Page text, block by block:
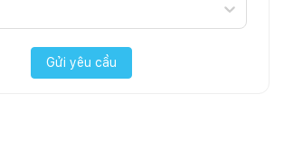
Gửi yêu cầu